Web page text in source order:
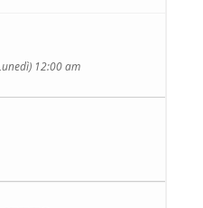
Ennio
Cartoon dà vita a uno
di musica, teatro e
dietro c’è lui,
12:00 am